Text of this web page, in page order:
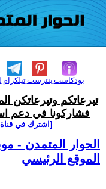
تيلكرامبنترست بودكاست
تبرعاتكم وتبرعاتكن
فشاركونا في دعم
[اشترك في قناة
الحوار المتمدن -
الموقع الرئيسي